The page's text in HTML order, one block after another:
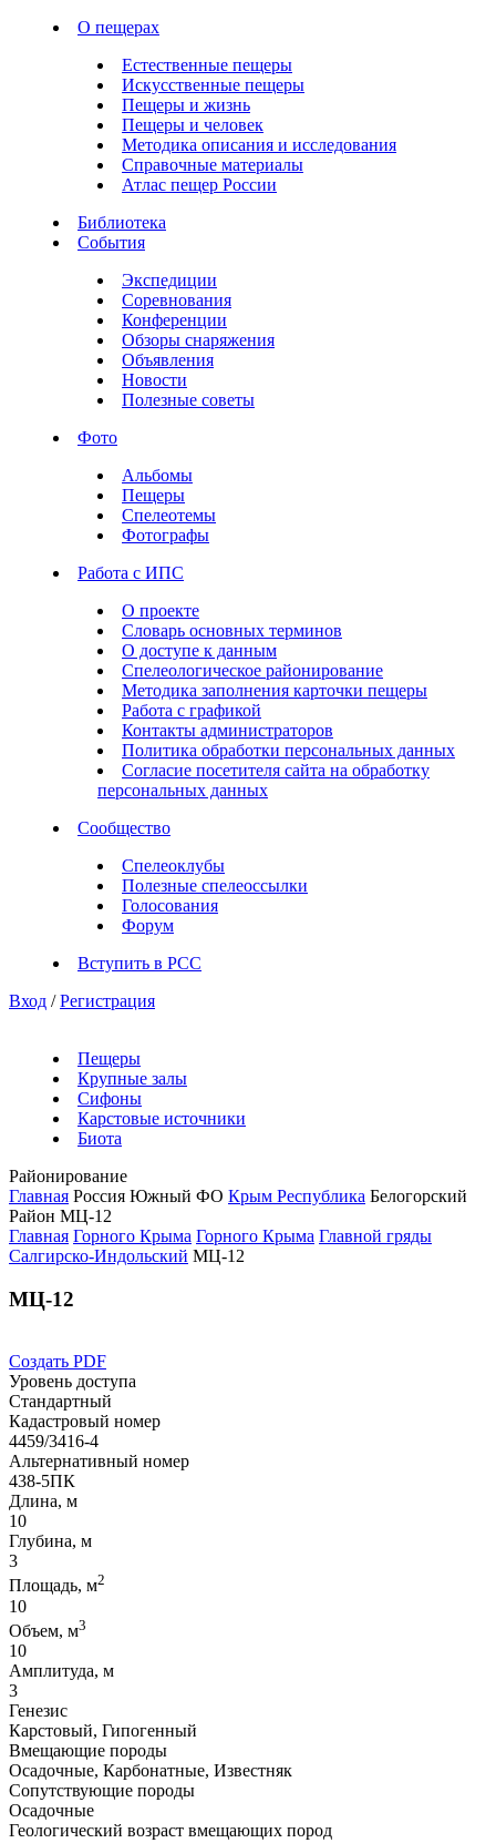
О пещерах
Естественные пещеры
Искусственные пещеры
Пещеры и жизнь
Пещеры и человек
Методика описания и исследования
Справочные материалы
Атлас пещер России
Библиотека
События
Экспедиции
Соревнования
Конференции
Обзоры снаряжения
Объявления
Новости
Полезные советы
Фото
Альбомы
Пещеры
Спелеотемы
Фотографы
Работа с ИПС
О проекте
Словарь основных терминов
О доступе к данным
Спелеологическое районирование
Методика заполнения карточки пещеры
Работа с графикой
Контакты администраторов
Политика обработки персональных данных
Согласие посетителя сайта на обработку
персональных данных
Сообщество
Спелеоклубы
Полезные спелеоссылки
Голосования
Форум
Вступить в РСС
Вход / Регистрация
Пещеры
Крупные залы
Сифоны
Карстовые источники
Биота
Районирование
Главная Россия Южный ФО Крым Республика Белогорский
Район МЦ-12
Главная Горного Крыма Горного Крыма Главной гряды
Салгирско-Индольский МЦ-12
МЦ-12
Создать PDF
Уровень доступа
Стандартный
Кадастровый номер
4459/3416-4
Альтернативный номер
438-5ПК
Длина, м
10
Глубина, м
3
Площадь, м2
10
Объем, м3
10
Амплитуда, м
3
Генезис
Карстовый, Гипогенный
Вмещающие породы
Осадочные, Карбонатные, Известняк
Сопутствующие породы
Осадочные
Геологический возраст вмещающих пород